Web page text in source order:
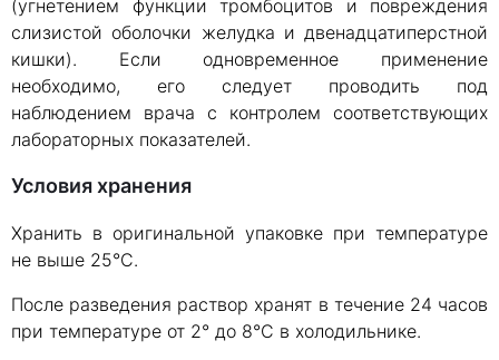
(угнетением функции тромбоцитов и повреждения
слизистой оболочки желудка и двенадцатиперстной
кишки). Если одновременное применение
необходимо, его следует проводить под
наблюдением врача с контролем соответствующих
лабораторных показателей.
Условия хранения
Хранить в оригинальной упаковке при температуре
не выше 25°С.
После разведения раствор хранят в течение 24 часов
при температуре от 2° до 8°С в холодильнике.